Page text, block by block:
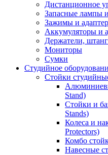
Дистанционное
Запасные лампы
Зажимы и
Аккумуляторы и
Держатели,
Мониторы
Сумки
Студийное
Стойки
Stand)
Стойки и
Stands)
Колеса и
Protectors)
Комбо
Навесные